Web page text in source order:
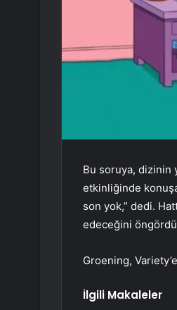
Bu soruya, dizinin
etkinliğinde
son yok,” dedi.
edeceğini
Groening,
İlgili Makaleler